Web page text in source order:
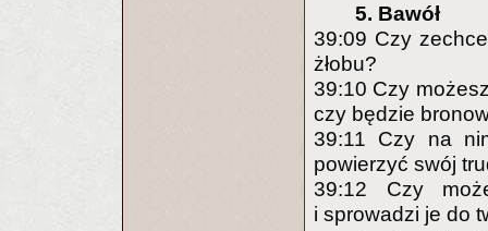
5. Bawół
39:09 Czy
żłobu?
39:10 Czy
czy będzie
39:11 Czy na
powierzyć swój
39:12 Czy
i sprowadzi je do